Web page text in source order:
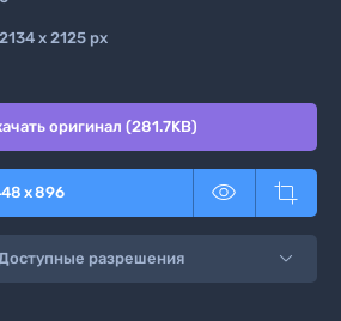
2134 x 2125 px
оригинал (281.7KB)
x896  
разрешения